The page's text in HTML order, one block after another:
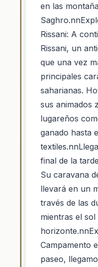
en las
Rissani: A
Rissani, un
que una vez
principales
saharianas.
sus animados
lugareños
ganado hasta
final de la
Su caravana
llevará en un
través de las
mientras el
Campamento
paseo,